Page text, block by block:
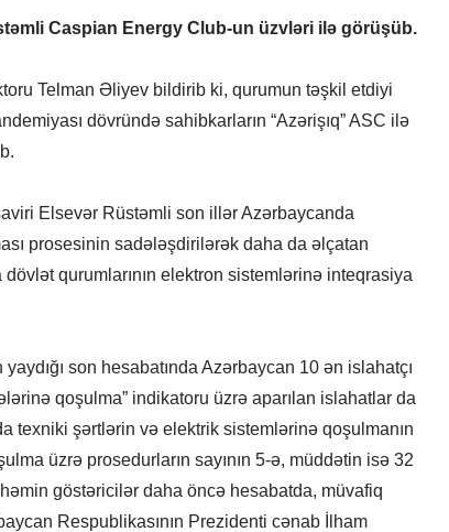
Caspian Energy Club-un üzvləri ilə görüşüb.
Telman Əliyev bildirib ki, qurumun təşkil etdiyi
dövründə sahibkarların “Azərişıq” ASC ilə
Elsevər Rüstəmli son illər Azərbaycanda
prosesinin sadələşdirilərək daha da əlçatan
qurumlarının elektron sistemlərinə inteqrasiya
son hesabatında Azərbaycan 10 ən islahatçı
qoşulma” indikatoru üzrə aparılan islahatlar da
texniki şərtlərin və elektrik sistemlərinə qoşulmanın
üzrə prosedurların sayının 5-ə, müddətin isə 32
göstəricilər daha öncə hesabatda, müvafiq
Respublikasının Prezidenti cənab İlham